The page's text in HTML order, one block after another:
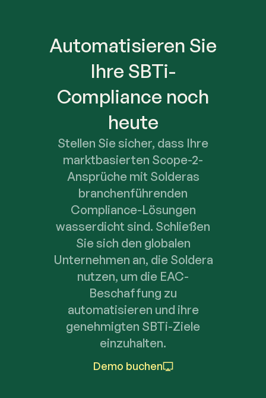
Automatisieren Sie
Ihre SBTi-
Compliance noch
heute
Stellen Sie sicher, dass Ihre
marktbasierten Scope-2-
Ansprüche mit Solderas
branchenführenden
Compliance-Lösungen
wasserdicht sind. Schließen
Sie sich den globalen
Unternehmen an, die Soldera
nutzen, um die EAC-
Beschaffung zu
automatisieren und ihre
genehmigten SBTi-Ziele
einzuhalten.
Demo buchen